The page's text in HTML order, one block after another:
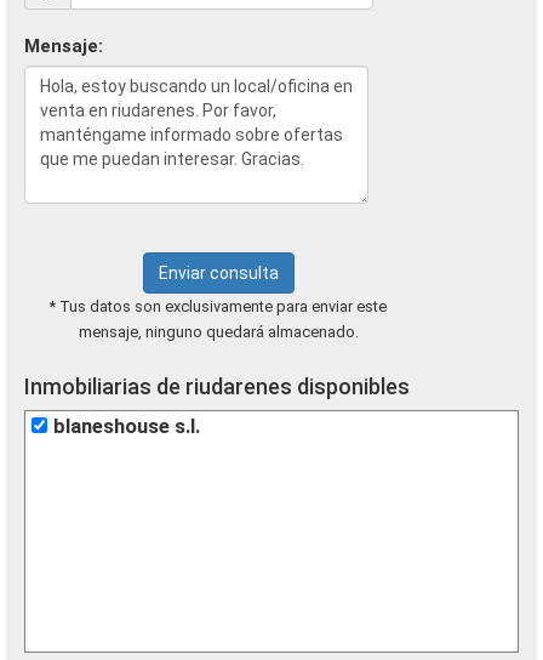
Mensaje:
Enviar consulta
* Tus datos son exclusivamente para enviar este
mensaje, ninguno quedará almacenado.
Inmobiliarias de riudarenes disponibles
blaneshouse s.l.